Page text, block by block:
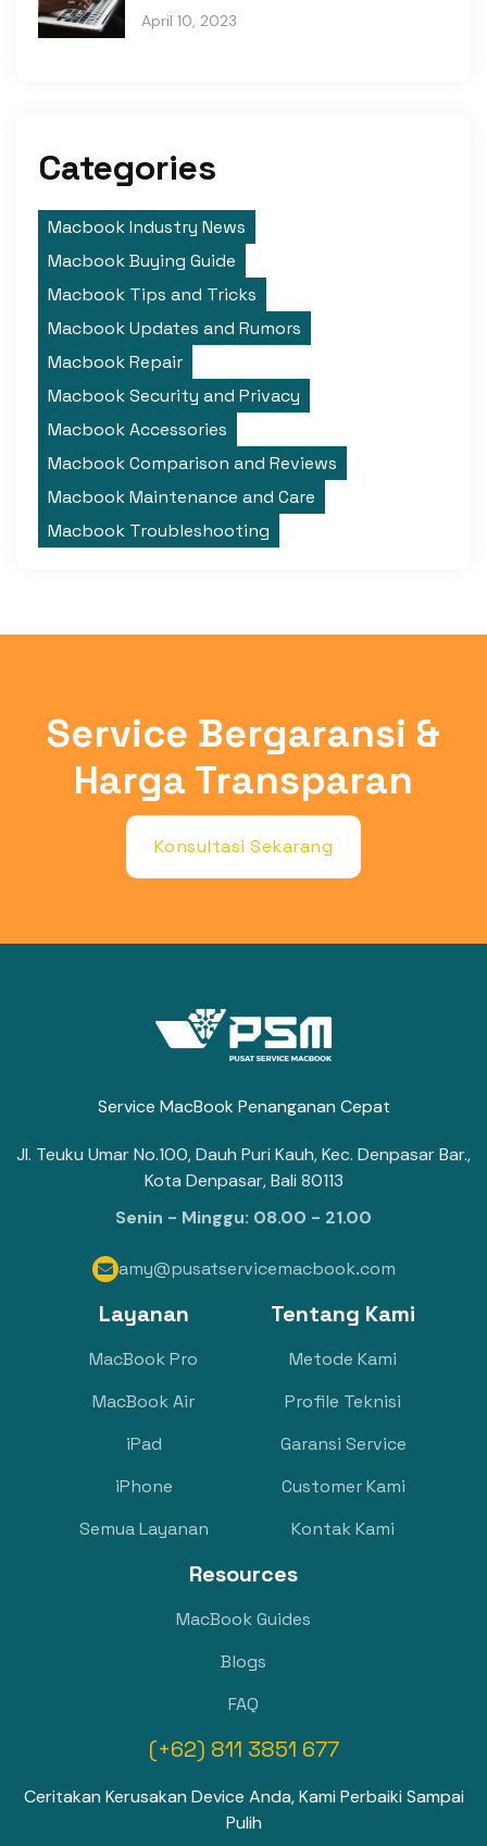
April 10, 2023
Categories
Macbook Industry News
Macbook Buying Guide
Macbook Tips and Tricks
Macbook Updates and Rumors
Macbook Repair
Macbook Security and Privacy
Macbook Accessories
Macbook Comparison and Reviews
Macbook Maintenance and Care
Macbook Troubleshooting
Service Bergaransi &
Harga Transparan
Konsultasi Sekarang
Service MacBook Penanganan Cepat
Jl. Teuku Umar No.100, Dauh Puri Kauh, Kec. Denpasar Bar.,
Kota Denpasar, Bali 80113
Senin - Minggu: 08.00 - 21.00
 amy@pusatservicemacbook.com
Layanan
MacBook Pro
MacBook Air
iPad
iPhone
Semua Layanan
Tentang Kami
Metode Kami
Profile Teknisi
Garansi Service
Customer Kami
Kontak Kami
Resources
MacBook Guides
Blogs
FAQ
(+62) 811 3851 677
Ceritakan Kerusakan Device Anda, Kami Perbaiki Sampai
Pulih